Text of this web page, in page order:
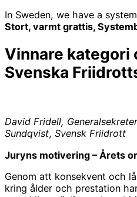
In Sweden, we have a
Stort, varmt grattis,
Vinnare kategori
Svenska
David Fridell,
Sundqvist, Svensk Friidrott
Juryns motivering – Årets
Genom att konsekvent och
kring ålder och prestation